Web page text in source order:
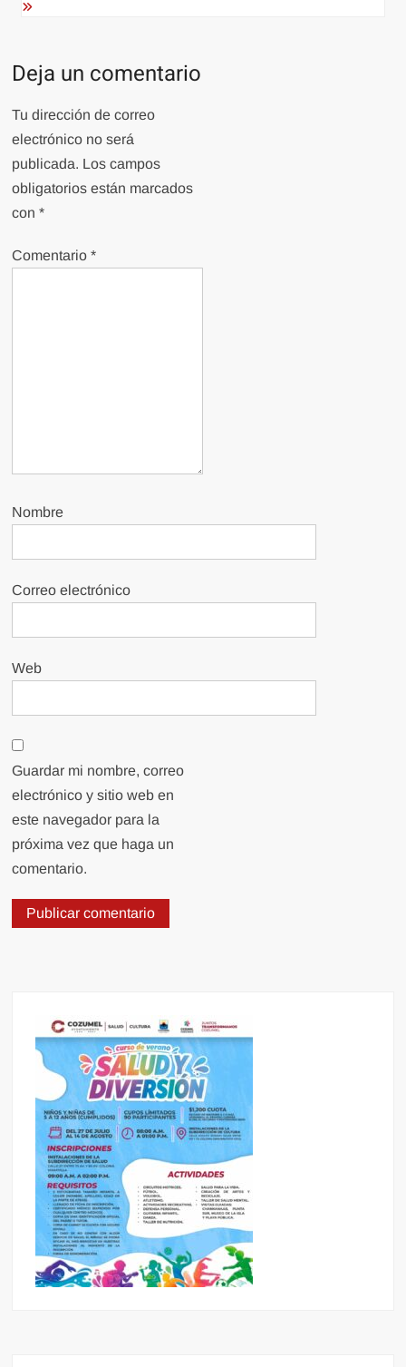
Deja un comentario
Tu dirección de correo
electrónico no será
publicada. Los campos
obligatorios están marcados
con*
Comentario*
Nombre
Correo electrónico
Web
Guardar mi nombre, correo
electrónico y sitio web en
este navegador para la
próxima vez que haga un
comentario.